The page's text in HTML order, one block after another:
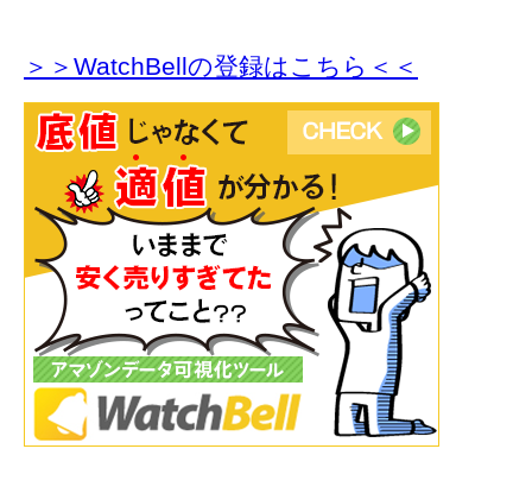
＞＞WatchBellの登録はこちら＜＜